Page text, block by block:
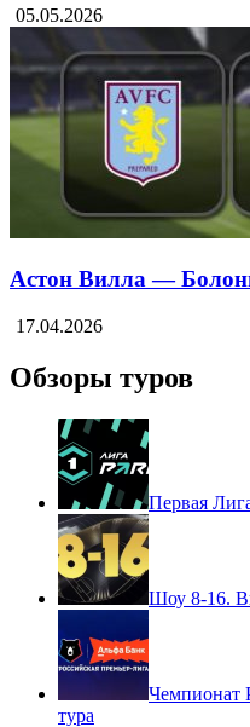
05.05.2026
Астон Вилла —
17.04.2026
Обзоры туров
Первая
Шоу 8-16.
Чемпионат
тура